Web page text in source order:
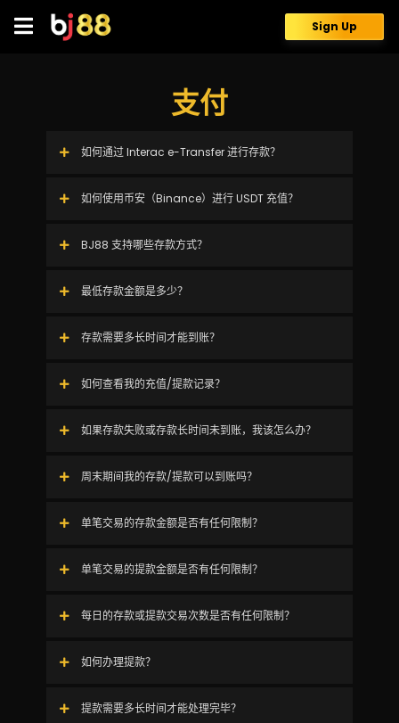
content
Sign Up
支付
如何通过 Interac e-Transfer 进行存款？
如何使用币安（Binance）进行 USDT 充值？
BJ88 支持哪些存款方式？
最低存款金额是多少？
存款需要多长时间才能到账？
如何查看我的充值/提款记录？
如果存款失败或存款长时间未到账，我该怎么办？
周末期间我的存款/提款可以到账吗？
单笔交易的存款金额是否有任何限制？
单笔交易的提款金额是否有任何限制？
每日的存款或提款交易次数是否有任何限制？
如何办理提款？
提款需要多长时间才能处理完毕？